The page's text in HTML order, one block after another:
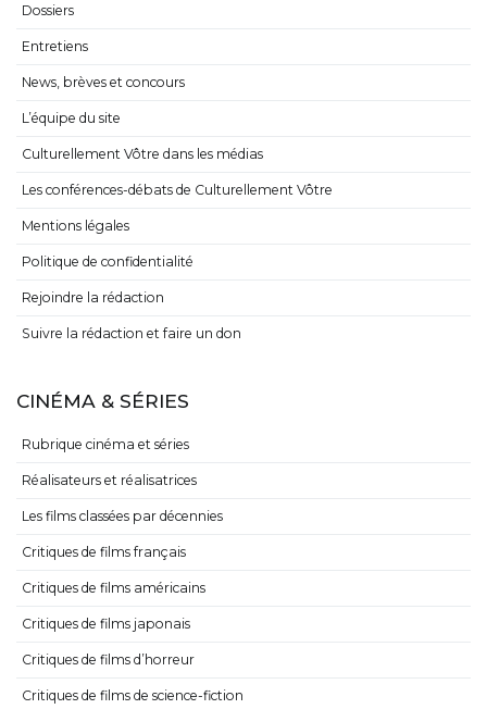
Dossiers
Entretiens
News, brèves et concours
L’équipe du site
Culturellement Vôtre dans les médias
Les conférences-débats de Culturellement Vôtre
Mentions légales
Politique de confidentialité
Rejoindre la rédaction
Suivre la rédaction et faire un don
CINÉMA & SÉRIES
Rubrique cinéma et séries
Réalisateurs et réalisatrices
Les films classées par décennies
Critiques de films français
Critiques de films américains
Critiques de films japonais
Critiques de films d’horreur
Critiques de films de science-fiction